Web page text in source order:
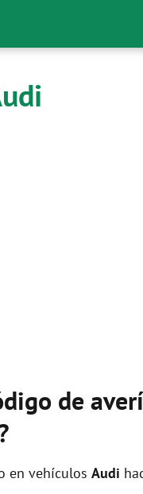
de
en vehículos Audi